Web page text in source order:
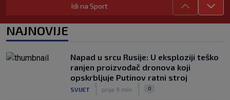
SK
|
5. kol.
Tinejdžer iz Zimbabvea srušio bivšeg
SK 5. kol.
Idi na Sport
NAJNOVIJE
Napad u srcu Rusije: U eksploziji teško
ranjen proizvođač dronova koji
opskrbljuje Putinov ratni stroj
SVIJET prije 9 min 0